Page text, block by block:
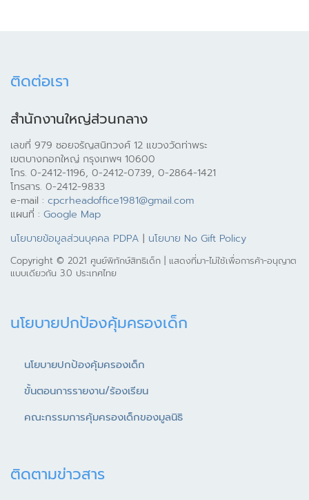
ติดต่อเรา
สำนักงานใหญ่ส่วนกลาง
เลขที่ 979 ซอยจรัญสนิทวงศ์ 12 แขวงวัดท่าพระ
เขตบางกอกใหญ่ กรุงเทพฯ 10600
โทร. 0-2412-1196, 0-2412-0739, 0-2864-1421
โทรสาร. 0-2412-9833
e-mail : cpcrheadoffice1981@gmail.com
แผนที่ : Google Map
นโยบายข้อมูลส่วนบุคคล PDPA | นโยบาย No Gift Policy
Copyright © 2021 ศูนย์พิทักษ์สิทธิเด็ก | แสดงที่มา-ไม่ใช้เพื่อการค้า-อนุญาต
แบบเดียวกัน 3.0 ประเทศไทย
นโยบายปกป้องคุ้มครองเด็ก
นโยบายปกป้องคุ้มครองเด็ก
ขั้นตอนการรายงาน/ร้องเรียน
คณะกรรมการคุ้มครองเด็กของมูลนิธิ
ติดตามข่าวสาร